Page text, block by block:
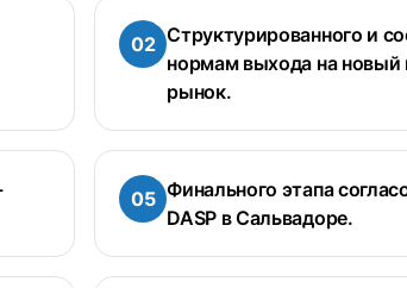
Структурированного и
нормам выхода на
рынок.
Финального этапа
DASP в Сальвадоре.